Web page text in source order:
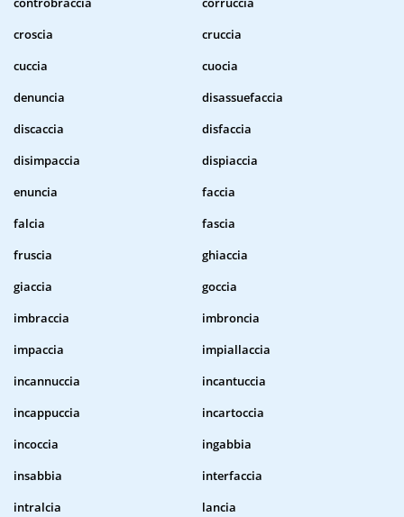
croscia
cruccia
cuccia
cuocia
denuncia
disassuefaccia
discaccia
disfaccia
disimpaccia
dispiaccia
enuncia
faccia
falcia
fascia
fruscia
ghiaccia
giaccia
goccia
imbraccia
imbroncia
impaccia
impiallaccia
incannuccia
incantuccia
incappuccia
incartoccia
incoccia
ingabbia
insabbia
interfaccia
intralcia
lancia